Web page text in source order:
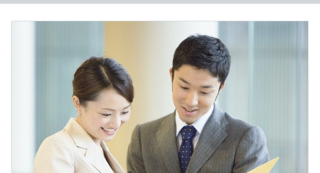
システム開発業務に携わるメンバーは約30名で、その中
でもグループに分かれています。
〇賃金形態：月給制
〇月収：約29.9万～38.2万円
〇月額基本給：25.8万～33.0万円
※月収は基本給に残業手当（20h／月想定）を加算し算出
※年収例は月収12ヵ月分に賞与（基本給の4ヵ月分（標
準））を加算して算出しています。
※前職年収や経験・スキルを考慮の上、当社規定により優
遇します